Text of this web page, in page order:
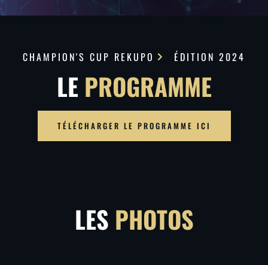
CHAMPION'S CUP REKUPO ÉDITION 2024
LE PROGRAMME
TÉLÉCHARGER LE PROGRAMME ICI
LES PHOTOS